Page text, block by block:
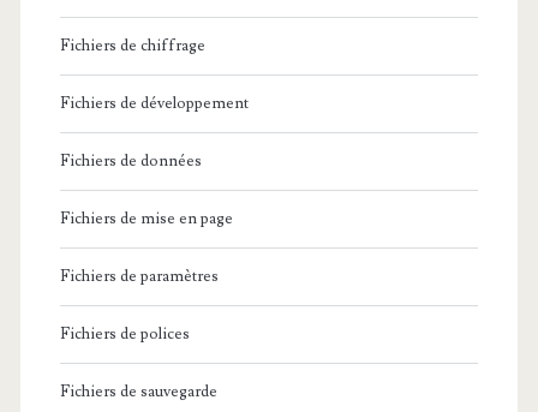
Fichiers de chiffrage
Fichiers de développement
Fichiers de données
Fichiers de mise en page
Fichiers de paramètres
Fichiers de polices
Fichiers de sauvegarde